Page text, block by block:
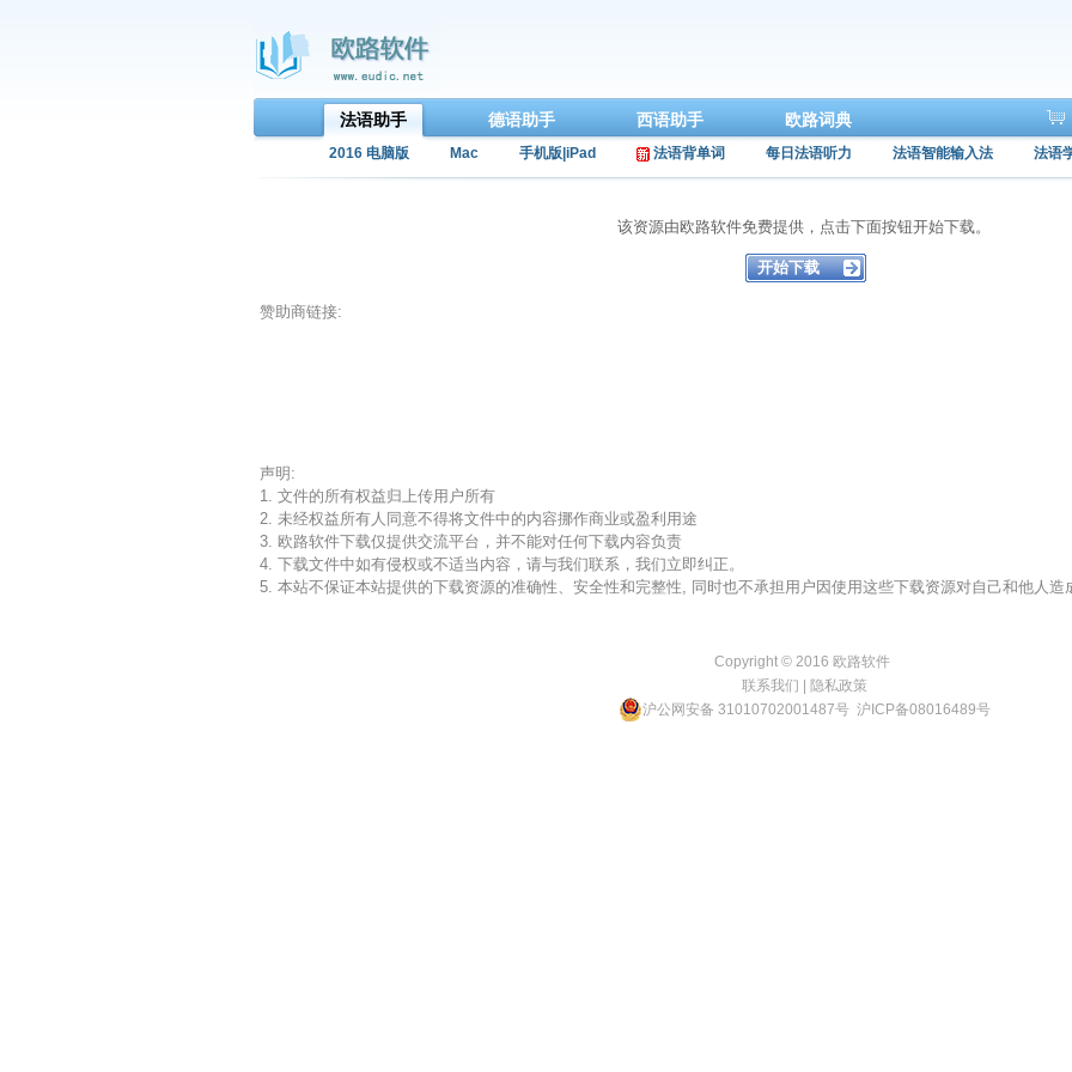
法语助手 德语助手 西语助手 欧路词典
2016 电脑版 Mac 手机版|iPad 法语背单词 每日法语听力 法语智能输入法 法语
该资源由欧路软件免费提供，点击下面按钮开始下载。
赞助商链接:
声明:
1. 文件的所有权益归上传用户所有
2. 未经权益所有人同意不得将文件中的内容挪作商业或盈利用途
3. 欧路软件下载仅提供交流平台，并不能对任何下载内容负责
4. 下载文件中如有侵权或不适当内容，请与我们联系，我们立即纠正。
5. 本站不保证本站提供的下载资源的准确性、安全性和完整性, 同时也不承担用户因使用这些下载资源对自己和他人造
Copyright © 2016 欧路软件
联系我们
隐私政策
沪公网安备 31010702001487号 沪ICP备08016489号